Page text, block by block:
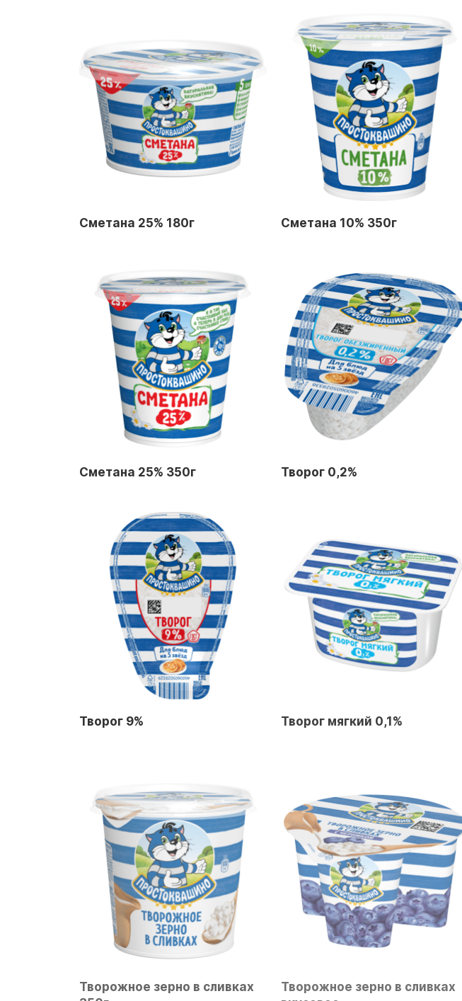
Сметана 25% 180г Сметана 10% 350г
Сметана 25% 350г Творог 0,2%
Творог 9% Творог мягкий 0,1%
Творожное зерно в сливках
Творожное зерно в сливках